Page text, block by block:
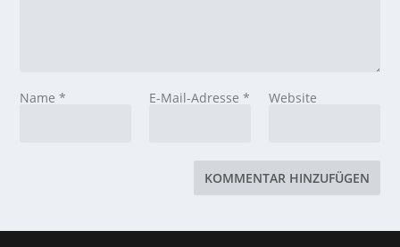
Name* E-Mail-Adresse * Website